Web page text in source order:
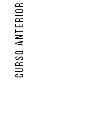
CURSO ANTERIOR